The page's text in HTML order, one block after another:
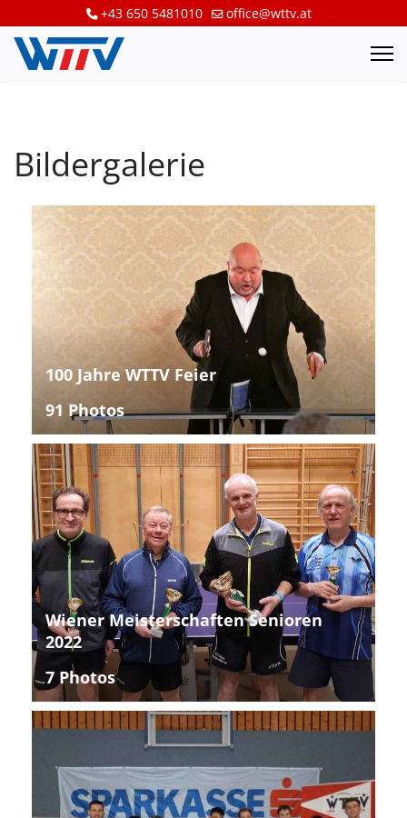
+43 650 5481010 office@wttv.at
Bildergalerie
100 Jahre WTTV Feier
91 Photos
Wiener Meisterschaften Senioren
2022
7 Photos